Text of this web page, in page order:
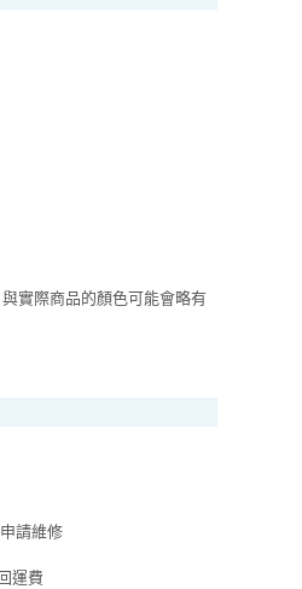
實際商品的顏色可能會略有
申請維修
運費